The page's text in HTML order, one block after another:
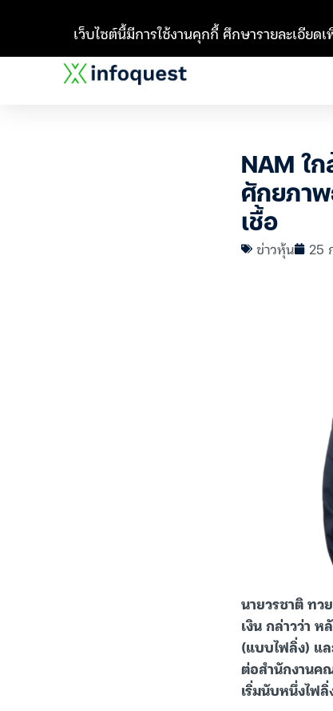
NAM ใ
ศักยภา
เชื้อ
ข่าวหุ้น 25
นายวรชาติ ทว
เงิน กล่าวว่า
(แบบไฟลิ่ง) แ
ต่อสำนักงานค
เริ่มนับหนึ่งไฟ
เว็บไซต์นี้มีการใช้งานคุกกี้ ศึกษารายละเอียด